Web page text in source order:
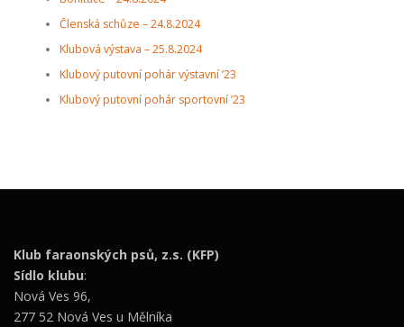
Členská schůze – 24.8.2024
Klubová výstava – 25.8.2024
Klubový putovní pohár výstavní ’23
Klubový putovní pohár sportovní ’23
Klub faraonských psů, z.s. (KFP)
Sídlo klubu:
Nová Ves 96,
277 52 Nová Ves u Mělníka